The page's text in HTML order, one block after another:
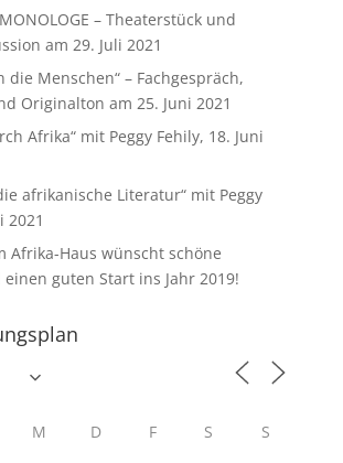
– Theaterstück und
am 29. Juli 2021
die Menschen“ – Fachgespräch,
Originalton am 25. Juni 2021
Afrika“ mit Peggy Fehily, 18. Juni
afrikanische Literatur“ mit Peggy
2021
Afrika-Haus wünscht schöne
guten Start ins Jahr 2019!
M D F S S